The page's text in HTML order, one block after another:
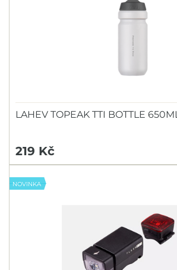
LAHEV TOPEAK TTI BOTTLE 650ML
219 Kč
NOVINKA